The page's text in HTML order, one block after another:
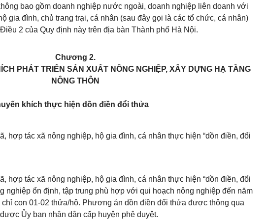
bao gồm doanh nghiệp nước ngoài, doanh nghiệp liên doanh với
gia đình, chủ trang trại, cá nhân (sau đây gọi là các tổ chức, cá nhân)
2 của Quy định này trên địa bàn Thành phố Hà Nội.
Chương 2.
PHÁT TRIỂN SẢN XUẤT NÔNG NGHIỆP, XÂY DỰNG HẠ TẦNG
NÔNG THÔN
khích thực hiện dồn điền đổi thửa
hợp tác xã nông nghiệp, hộ gia đình, cá nhân thực hiện “dồn điền, đổi
hợp tác xã nông nghiệp, hộ gia đình, cá nhân thực hiện “dồn điền, đổi
nghiệp ổn định, tập trung phù hợp với qui hoạch nông nghiệp đến năm
chỉ con 01-02 thửa/hộ. Phương án dồn điền đổi thửa được thông qua
được Ủy ban nhân dân cấp huyện phê duyệt.